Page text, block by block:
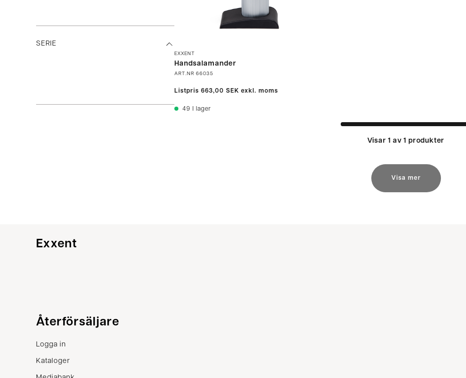
SERIE
EXXENT
Handsalamander
ART.NR 66035
Listpris 663,00 SEK exkl. moms
49 I lager
Visar 1 av 1 produkter
Visa mer
Exxent
Kundservice
Kontakta oss
Villkor
Återförsäljare
Logga in
Kataloger